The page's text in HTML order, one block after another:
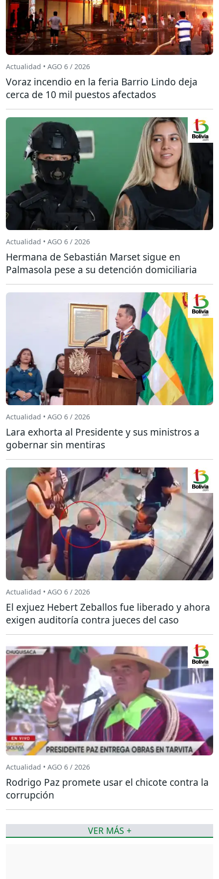
Actualidad • AGO 6 / 2026
Voraz incendio en la feria Barrio Lindo deja
cerca de 10 mil puestos afectados
Actualidad • AGO 6 / 2026
Hermana de Sebastián Marset sigue en
Palmasola pese a su detención domiciliaria
Actualidad • AGO 6 / 2026
Lara exhorta al Presidente y sus ministros a
gobernar sin mentiras
Actualidad • AGO 6 / 2026
El exjuez Hebert Zeballos fue liberado y ahora
exigen auditoría contra jueces del caso
Actualidad • AGO 6 / 2026
Rodrigo Paz promete usar el chicote contra la
corrupción
VER MÁS +